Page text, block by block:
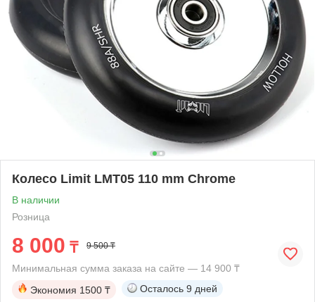
Колесо Limit LMT05 110 mm Chrome
В наличии
Розница
8 000 ₸ 9 500 ₸
Минимальная сумма заказа на сайте — 14 900 ₸
Экономия 1500 ₸ Осталось 9 дней